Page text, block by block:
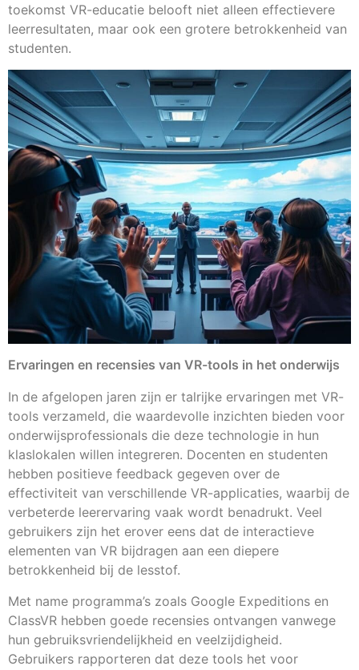
toekomst VR-educatie belooft niet alleen effectievere
leerresultaten, maar ook een grotere betrokkenheid van
studenten.
Ervaringen en recensies van VR-tools in het onderwijs
In de afgelopen jaren zijn er talrijke ervaringen met VR-
tools verzameld, die waardevolle inzichten bieden voor
onderwijsprofessionals die deze technologie in hun
klaslokalen willen integreren. Docenten en studenten
hebben positieve feedback gegeven over de
effectiviteit van verschillende VR-applicaties, waarbij de
verbeterde leerervaring vaak wordt benadrukt. Veel
gebruikers zijn het erover eens dat de interactieve
elementen van VR bijdragen aan een diepere
betrokkenheid bij de lesstof.
Met name programma’s zoals Google Expeditions en
ClassVR hebben goede recensies ontvangen vanwege
hun gebruiksvriendelijkheid en veelzijdigheid.
Gebruikers rapporteren dat deze tools het voor